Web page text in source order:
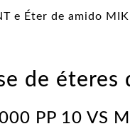
e Éter de amido
de éteres
PP 10 VS